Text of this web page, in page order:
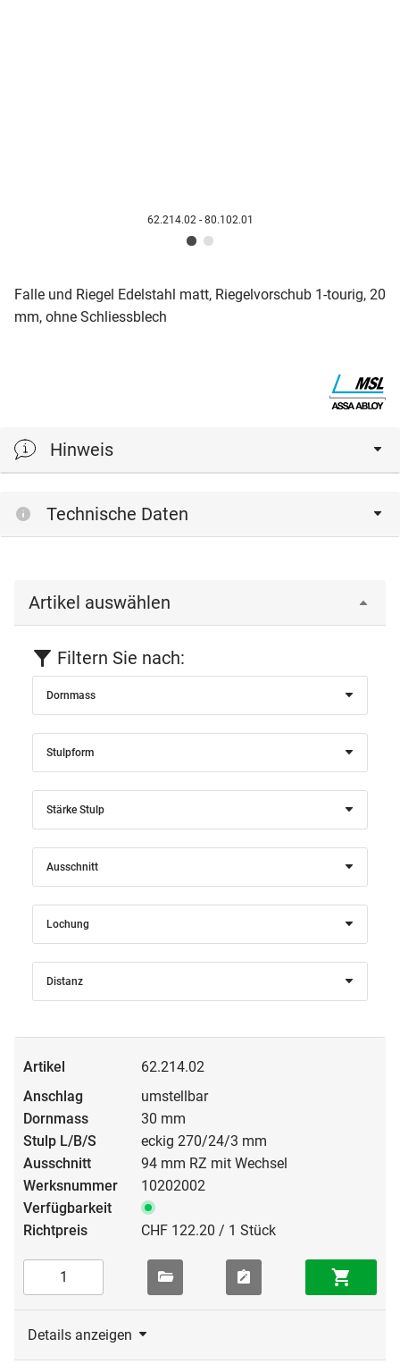
62.214.02 - 80.102.01
Falle und Riegel Edelstahl matt, Riegelvorschub 1-tourig, 20
mm, ohne Schliessblech
Hinweis
Asymmetrische Zylinder können nicht verwendet werden.
Technische Daten
Artikel auswählen
Filtern Sie nach:
Dornmass
Stulpform
Stärke Stulp
Ausschnitt
Lochung
Distanz
62.214.02
umstellbar
30 mm
eckig 270/24/3 mm
94 mm RZ mit Wechsel
10202002
CHF 122.20 / 1 Stück
Details anzeigen